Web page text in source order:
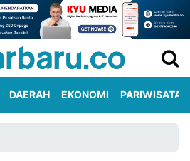
DAERAH EKONOMI PARIWISATA